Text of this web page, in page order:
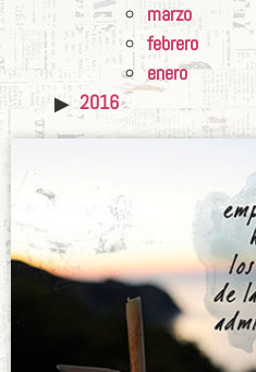
marzo
febrero
enero
2016